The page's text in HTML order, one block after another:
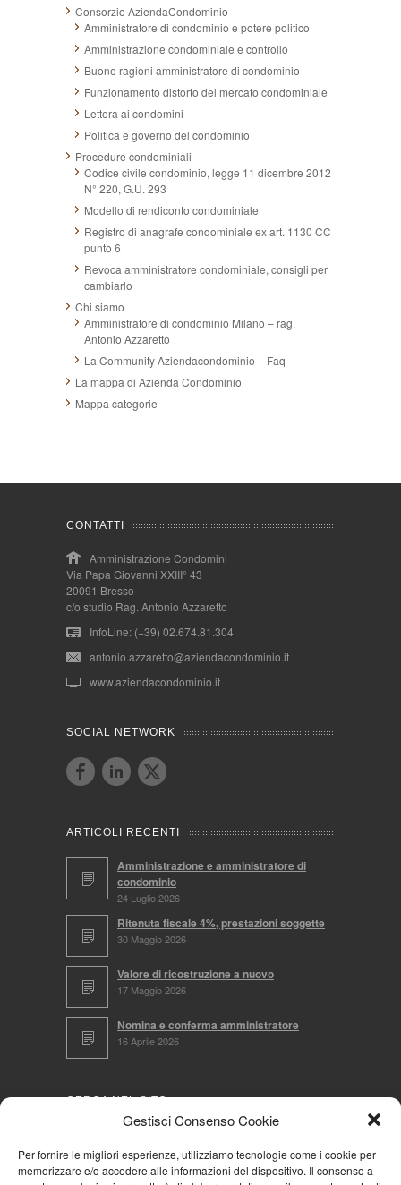
Gestisci Consenso Cookie
Per fornire le migliori esperienze, utilizziamo tecnologie come i cookie per
memorizzare e/o accedere alle informazioni del dispositivo. Il consenso a
Consorzio AziendaCondominio
Amministratore di condominio e potere politico
Amministrazione condominiale e controllo
Buone ragioni amministratore di condominio
Funzionamento distorto del mercato condominiale
Lettera ai condomini
Politica e governo del condominio
Procedure condominiali
Codice civile condominio, legge 11 dicembre 2012
N° 220, G.U. 293
Modello di rendiconto condominiale
Registro di anagrafe condominiale ex art. 1130 CC
punto 6
Revoca amministratore condominiale, consigli per
cambiarlo
Chi siamo
Amministratore di condominio Milano – rag.
Antonio Azzaretto
La Community Aziendacondominio – Faq
La mappa di Azienda Condominio
Mappa categorie
CONTATTI
Amministrazione Condomini
Via Papa Giovanni XXIII° 43
20091 Bresso
c/o studio Rag. Antonio Azzaretto
InfoLine: (+39) 02.674.81.304
antonio.azzaretto@aziendacondominio.it
www.aziendacondominio.it
SOCIAL NETWORK
ARTICOLI RECENTI
Amministrazione e amministratore di
condominio
24 Luglio 2026
Ritenuta fiscale 4%, prestazioni soggette
30 Maggio 2026
Valore di ricostruzione a nuovo
17 Maggio 2026
Nomina e conferma amministratore
16 Aprile 2026
CERCA NEL SITO
NAVIGA PER